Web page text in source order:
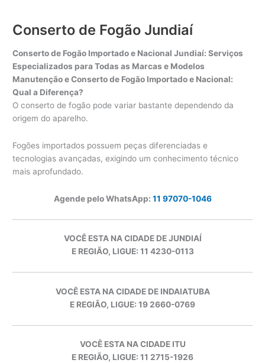
Conserto de Fogão Jundiaí
Conserto de Fogão Importado e Nacional Jundiaí: Serviços
Especializados para Todas as Marcas e Modelos
Manutenção e Conserto de Fogão Importado e Nacional:
Qual a Diferença?
O conserto de fogão pode variar bastante dependendo da
origem do aparelho.
Fogões importados possuem peças diferenciadas e
tecnologias avançadas, exigindo um conhecimento técnico
mais aprofundado.
Agende pelo WhatsApp: 11 97070-1046
VOCÊ ESTA NA CIDADE DE JUNDIAÍ
E REGIÃO, LIGUE: 11 4230-0113
VOCÊ ESTA NA CIDADE DE INDAIATUBA
E REGIÃO, LIGUE: 19 2660-0769
VOCÊ ESTA NA CIDADE ITU
E REGIÃO, LIGUE: 11 2715-1926